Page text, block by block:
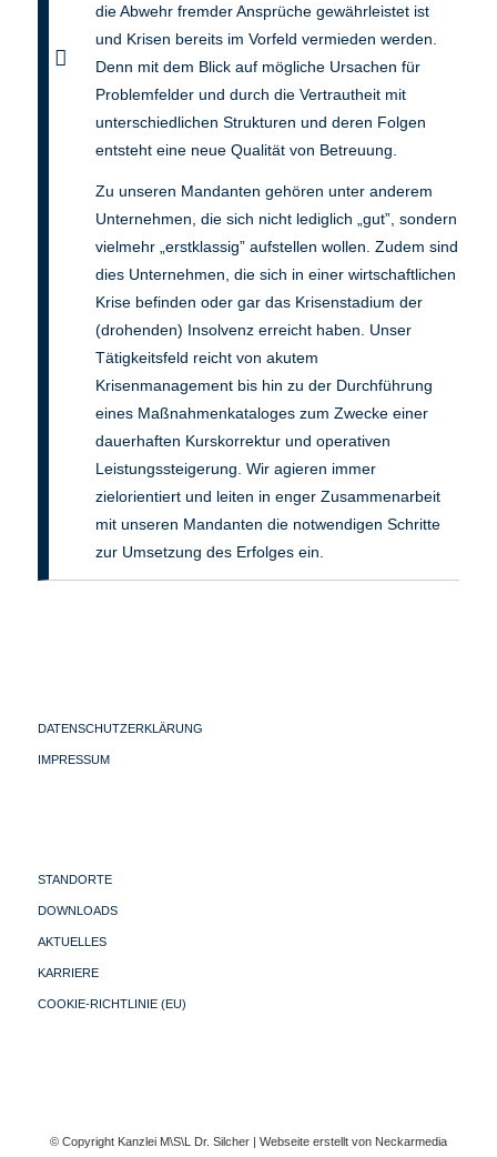
die Abwehr fremder Ansprüche gewährleistet ist
und Krisen bereits im Vorfeld vermieden werden.
Denn mit dem Blick auf mögliche Ursachen für
Problemfelder und durch die Vertrautheit mit
unterschiedlichen Strukturen und deren Folgen
entsteht eine neue Qualität von Betreuung.
Zu unseren Mandanten gehören unter anderem
Unternehmen, die sich nicht lediglich „gut”, sondern
vielmehr „erstklassig” aufstellen wollen. Zudem sind
dies Unternehmen, die sich in einer wirtschaftlichen
Krise befinden oder gar das Krisenstadium der
(drohenden) Insolvenz erreicht haben. Unser
Tätigkeitsfeld reicht von akutem
Krisenmanagement bis hin zu der Durchführung
eines Maßnahmenkataloges zum Zwecke einer
dauerhaften Kurskorrektur und operativen
Leistungssteigerung. Wir agieren immer
zielorientiert und leiten in enger Zusammenarbeit
mit unseren Mandanten die notwendigen Schritte
zur Umsetzung des Erfolges ein.
DATENSCHUTZERKLÄRUNG
IMPRESSUM
STANDORTE
DOWNLOADS
AKTUELLES
KARRIERE
COOKIE-RICHTLINIE (EU)
© Copyright Kanzlei M\S\L Dr. Silcher | Webseite erstellt von Neckarmedia